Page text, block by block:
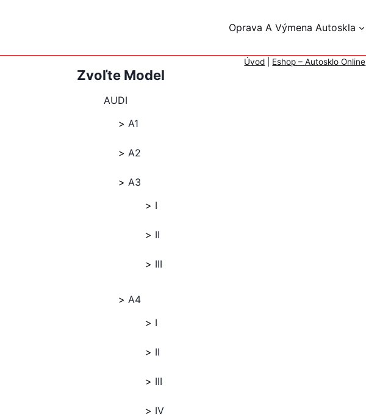
Oprava A Výmena Autoskla
Úvod Eshop – Autosklo Online
Zvoľte Model
AUDI
A1
A2
A3
I
II
III
A4
I
II
III
IV